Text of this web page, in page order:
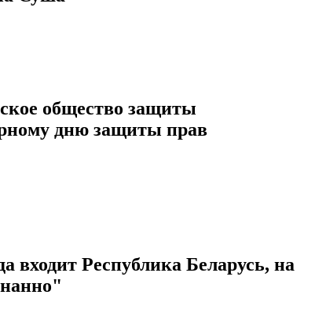
общество защиты
дню защиты прав
входит Республика Беларусь, на